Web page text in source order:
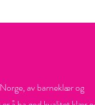
av barneklær og